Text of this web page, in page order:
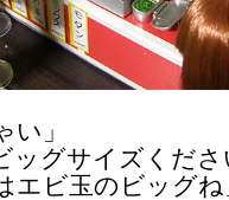
い」
ッグサイズくださ
エビ玉のビッグね